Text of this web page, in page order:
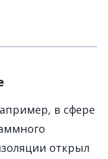
в сфере
открыл